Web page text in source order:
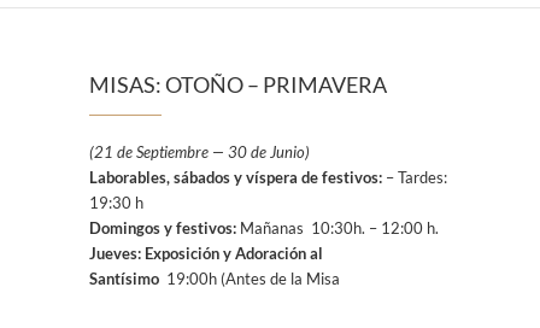
MISAS: OTOÑO – PRIMAVERA
(21 de Septiembre — 30 de Junio)
Laborables, sábados y víspera de festivos: – Tardes:
19:30 h
Domingos y festivos: Mañanas 10:30h. – 12:00 h.
Jueves: Exposición y Adoración al
Santísimo 19:00h (Antes de la Misa